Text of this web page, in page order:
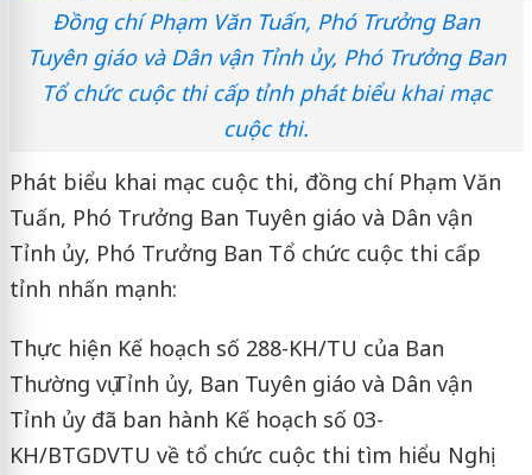
Đồng chí Phạm Văn Tuấn, Phó Trưởng Ban
Tuyên giáo và Dân vận Tỉnh ủy, Phó Trưởng Ban
Tổ chức cuộc thi cấp tỉnh phát biểu khai mạc
cuộc thi.
Phát biểu khai mạc cuộc thi, đồng chí Phạm Văn
Tuấn, Phó Trưởng Ban Tuyên giáo và Dân vận
Tỉnh ủy, Phó Trưởng Ban Tổ chức cuộc thi cấp
tỉnh nhấn mạnh:
Thực hiện Kế hoạch số 288-KH/TU của Ban
Thường vụ Tỉnh ủy, Ban Tuyên giáo và Dân vận
Tỉnh ủy đã ban hành Kế hoạch số 03-
KH/BTGDVTU về tổ chức cuộc thi tìm hiểu Nghị